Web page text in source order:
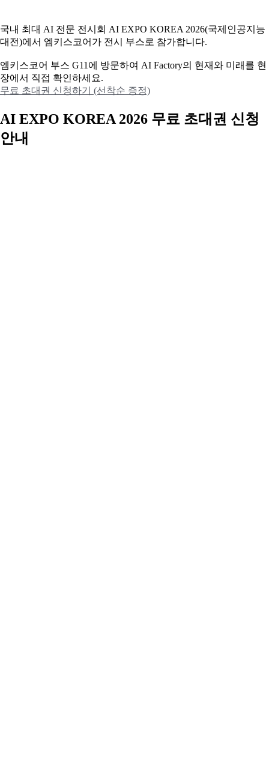
국내 최대 AI 전문 전시회 AI EXPO KOREA 2026(국제인공지능
대전)에서 엠키스코어가 전시 부스로 참가합니다.
엠키스코어 부스 G11에 방문하여 AI Factory의 현재와 미래를 현
장에서 직접 확인하세요.
무료 초대권 신청하기 (선착순 증정)
AI EXPO KOREA 2026 무료 초대권 신청
안내